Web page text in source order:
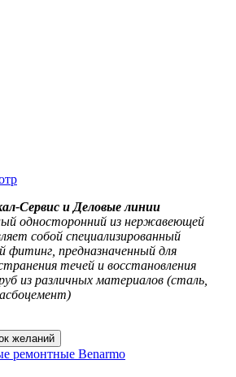
Сервис и Деловые линии
односторонний из нержавеющей
собой специализированный
фитинг, предназначенный для
течей и восстановления
из различных материалов (сталь,
желаний
ремонтные Benarmo